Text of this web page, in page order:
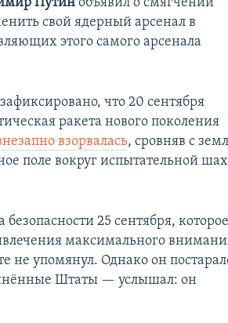
свой ядерный арсенал в
этого самого арсенала
что 20 сентября
ракета нового поколения
взорвалась, сровняв с
поле вокруг испытательной
25 сентября, которое
максимального
не упомянул. Однако он
Штаты — услышал: он